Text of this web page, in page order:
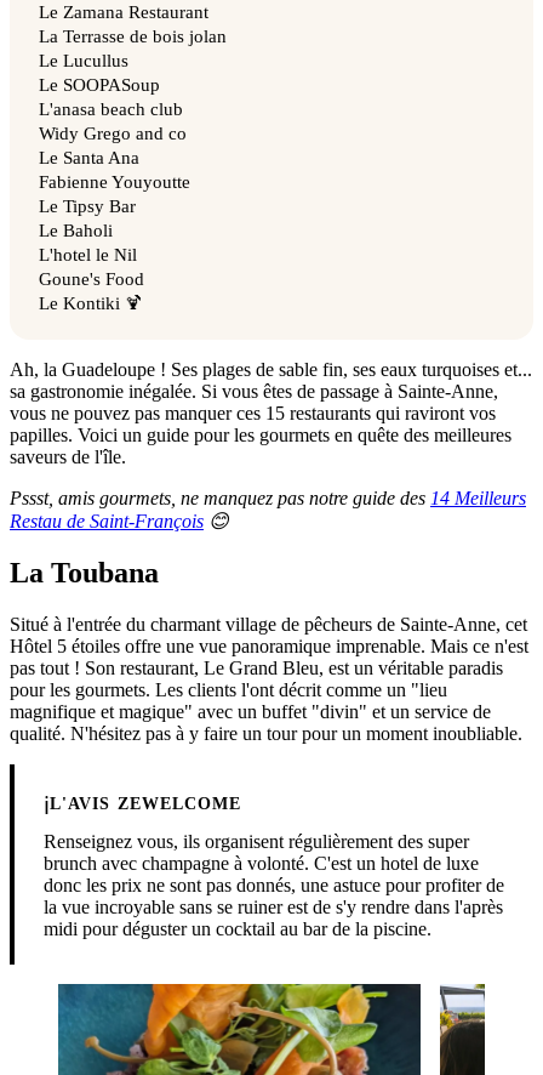
Le Zamana Restaurant
La Terrasse de bois jolan
Le Lucullus
Le SOOPASoup
L'anasa beach club
Widy Grego and co
Le Santa Ana
Fabienne Youyoutte
Le Tipsy Bar
Le Baholi
L'hotel le Nil
Goune's Food
Le Kontiki 🍹
Ah, la Guadeloupe ! Ses plages de sable fin, ses eaux turquoises et...
sa gastronomie inégalée. Si vous êtes de passage à Sainte-Anne,
vous ne pouvez pas manquer ces 15 restaurants qui raviront vos
papilles. Voici un guide pour les gourmets en quête des meilleures
saveurs de l'île.
Pssst, amis gourmets, ne manquez pas notre guide des 14 Meilleurs
Restau de Saint-François 😊
La Toubana
Situé à l'entrée du charmant village de pêcheurs de Sainte-Anne, cet
Hôtel 5 étoiles offre une vue panoramique imprenable. Mais ce n'est
pas tout ! Son restaurant, Le Grand Bleu, est un véritable paradis
pour les gourmets. Les clients l'ont décrit comme un "lieu
magnifique et magique" avec un buffet "divin" et un service de
qualité. N'hésitez pas à y faire un tour pour un moment inoubliable.
ℹ️L'AVIS ZEWELCOME
Renseignez vous, ils organisent régulièrement des super
brunch avec champagne à volonté. C'est un hotel de luxe
donc les prix ne sont pas donnés, une astuce pour profiter de
la vue incroyable sans se ruiner est de s'y rendre dans l'après
midi pour déguster un cocktail au bar de la piscine.